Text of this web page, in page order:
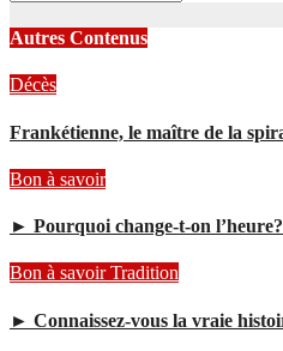
Autres Contenus
Décès
Frankétienne, le maître de la
Bon à savoir
► Pourquoi change-t-on l’heure?
Bon à savoirTradition
► Connaissez-vous la vraie